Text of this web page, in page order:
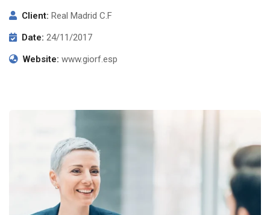
Client: Real Madrid C.F
Date: 24/11/2017
Website: www.giorf.esp